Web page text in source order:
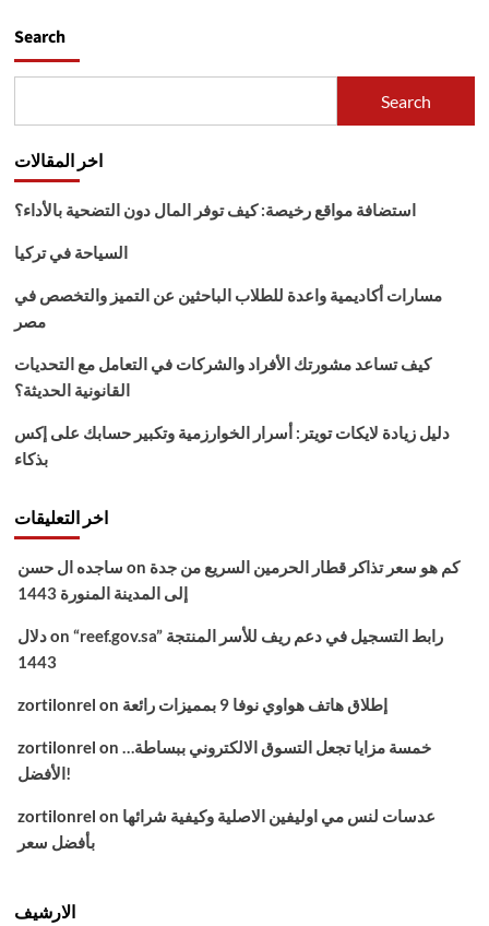
Search
Search
اخر المقالات
استضافة مواقع رخيصة: كيف توفر المال دون التضحية بالأداء؟
السياحة في تركيا
مسارات أكاديمية واعدة للطلاب الباحثين عن التميز والتخصص في
مصر
كيف تساعد مشورتك الأفراد والشركات في التعامل مع التحديات
القانونية الحديثة؟
دليل زيادة لايكات تويتر: أسرار الخوارزمية وتكبير حسابك على إكس
بذكاء
اخر التعليقات
ساجده ال حسن on كم هو سعر تذاكر قطار الحرمين السريع من جدة
إلى المدينة المنورة 1443
دلالon “reef.gov.sa” رابط التسجيل في دعم ريف للأسر المنتجة
1443
zortilonrel on إطلاق هاتف هواوي نوفا 9 بمميزات رائعة
zortilonrel on خمسة مزايا تجعل التسوق الالكتروني ببساطة…
الأفضل!
zortilonrel on عدسات لنس مي اوليفين الاصلية وكيفية شرائها
بأفضل سعر
الارشيف